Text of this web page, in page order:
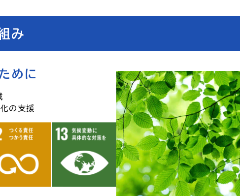
み
めに
の支援